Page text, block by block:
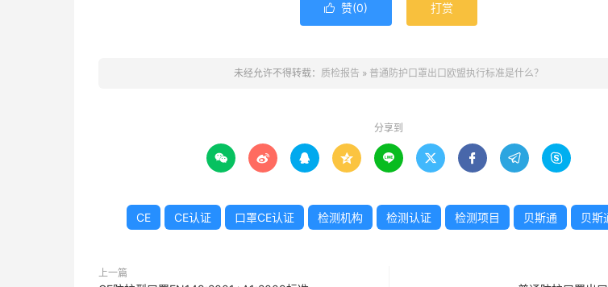
 赞(0) 打赏
未经允许不得转载： 质检报告 » 普通防护口罩出口欧盟执行标准是什么？
分享到
        
CE CE认证 口罩CE认证 检测机构 检测认证 检测项目 贝斯通 贝斯
上一篇